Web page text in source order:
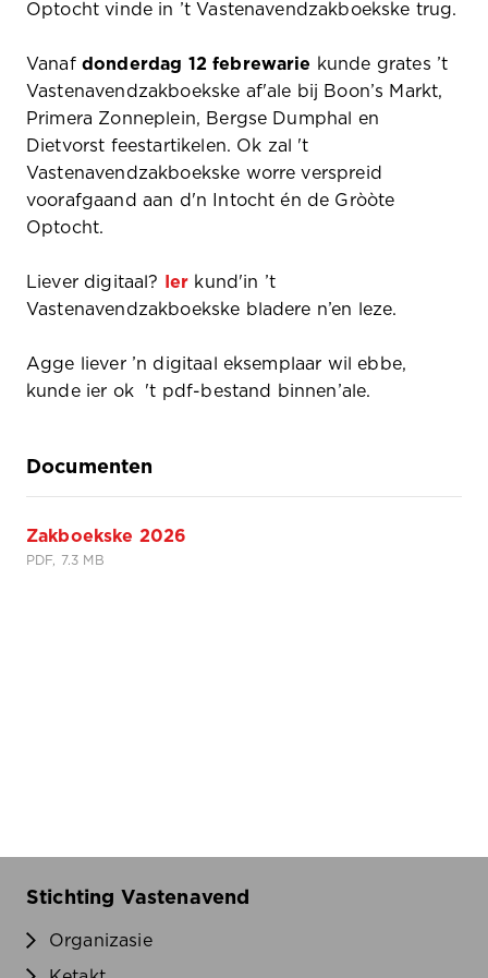
Optocht vinde in ’t Vastenavendzakboekske trug.
Vanaf donderdag 12 febrewarie kunde grates ’t
Vastenavendzakboekske af'ale bij Boon’s Markt,
Primera Zonneplein, Bergse Dumphal en
Dietvorst feestartikelen. Ok zal 't
Vastenavendzakboekske worre verspreid
voorafgaand aan d'n Intocht én de Gròòte
Optocht.
Liever digitaal? Ier kund 'in ’t
Vastenavendzakboekske bladere n’en leze.
Agge liever ’n digitaal eksemplaar wil ebbe,
kunde ier ok
't pdf-bestand binnen’ale.
Documenten
Zakboekske 2026
PDF, 7.3 MB
Stichting Vastenavend
Organizasie